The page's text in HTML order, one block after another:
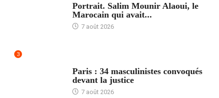
Portrait. Salim Mounir Alaoui, le
Marocain qui avait...
7 août 2026
3
Paris : 34 masculinistes convoqués
devant la justice
7 août 2026